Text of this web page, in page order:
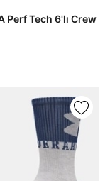
Perf Tech 6'lı Crew